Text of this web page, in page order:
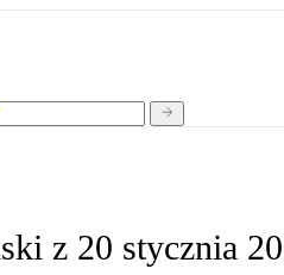
z 20 stycznia